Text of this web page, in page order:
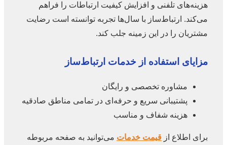
هزینه‌های تلفنی و افزایش کیفیت ارتباطات را فراهم
می‌کند. ارتباط‌ساز با سال‌ها تجربه توانسته است رضایت
مشتریان را در این زمینه جلب کند.
مزایای استفاده از خدمات ارتباط‌ساز
مشاوره تخصصی و رایگان
پشتیبانی سریع و حرفه‌ای در تمامی مناطق صادقیه
هزینه شفاف و مناسب
برای اطلاع ازقیمت خدماتمی‌توانید به صفحه مربوطه